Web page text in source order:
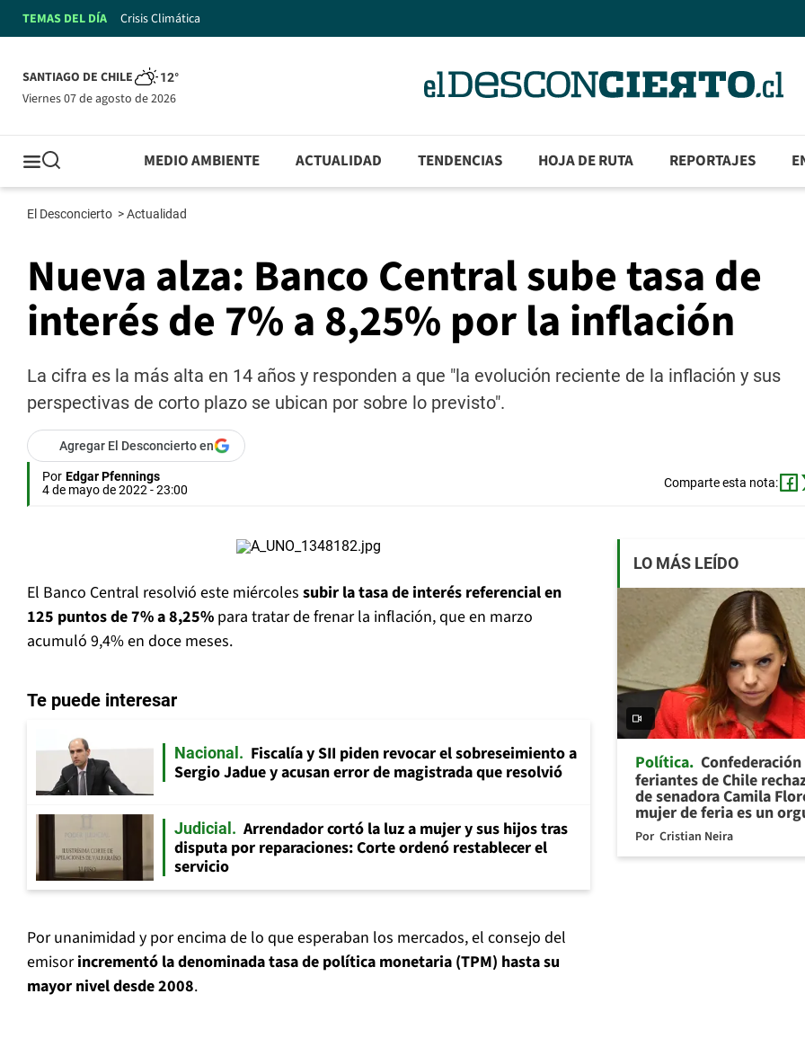
TEMAS DEL DÍA Crisis Climática
SANTIAGO DE CHILE 12°
viernes 07 de agosto de 2026
MEDIO AMBIENTE ACTUALIDAD TENDENCIAS HOJA DE RUTA REPORTAJES
El Desconcierto >Actualidad
Nueva alza: Banco Central sube tasa de
interés de 7% a 8,25% por la inflación
La cifra es la más alta en 14 años y responden a que "la evolución reciente de la inflación y sus
perspectivas de corto plazo se ubican por sobre lo previsto".
Agregar El Desconcierto en
Por Edgar Pfennings
4 de mayo de 2022 - 23:00
Comparte esta nota:
El Banco Central resolvió este miércoles subir la tasa de interés referencial en
125 puntos de 7% a 8,25% para tratar de frenar la inflación, que en marzo
acumuló 9,4% en doce meses.
Te puede interesar
Nacional
Fiscalía y SII piden revocar el sobreseimiento a
Sergio Jadue y acusan error de magistrada que resolvió
Judicial
Arrendador cortó la luz a mujer y sus hijos tras
disputa por reparaciones: Corte ordenó restablecer el
servicio
Por unanimidad y por encima de lo que esperaban los mercados, el consejo del
emisorincrementó la denominada tasa de política monetaria (TPM) hasta su
mayor nivel desde 2008.
LO MÁS LEÍDO
Política Confederación
feriantes de Chile
de senadora Camila
mujer de feria es un
Por Cristian Neira